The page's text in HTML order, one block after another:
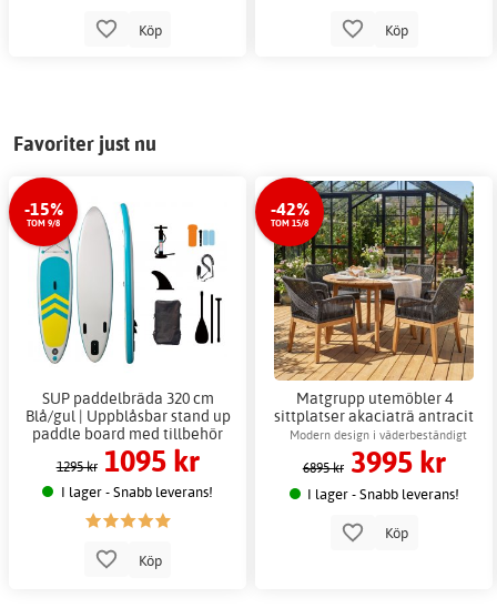
Köp Köp
Favoriter just nu
-15%
TOM 9/8
SUP paddelbräda 320 cm
Blå/gul | Uppblåsbar stand up
paddle board med tillbehör
1295 kr 1095 kr
I lager - Snabb leverans!
Köp
-42%
TOM 15/8
Matgrupp utemöbler 4
sittplatser akaciaträ antracit
repdesign + Fläckborttagare
för möbler
Modern design i väderbeständigt
akaciaträ
6895 kr 3995 kr
I lager - Snabb leverans!
Köp